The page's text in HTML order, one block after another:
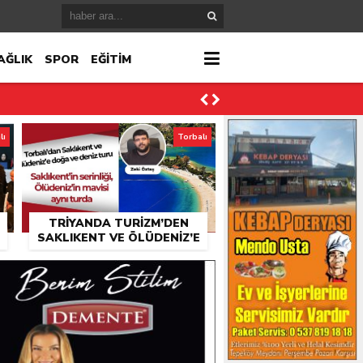
SPOR EĞİTİM
TRIYANDA TURIZM’DEN
SAKLIKENT VE ÖLÜDENIZ’E
Torbalı